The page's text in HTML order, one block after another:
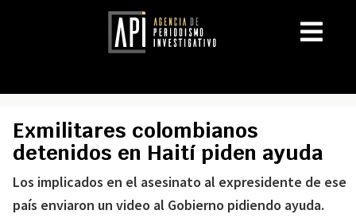
Exmilitares colombianos
detenidos en Haití piden ayuda
Los implicados en el asesinato al expresidente de ese
país enviaron un video al Gobierno pidiendo ayuda.